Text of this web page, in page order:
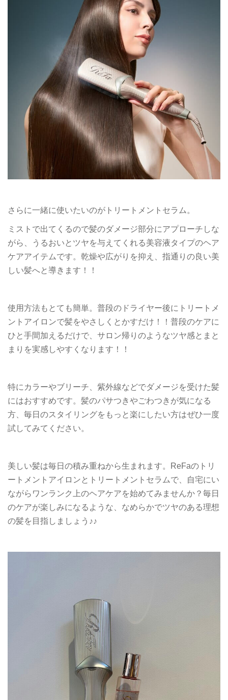
さらに一緒に使いたいのがトリートメントセラム。
ミストで出てくるので髪のダメージ部分にアプローチしな
がら、うるおいとツヤを与えてくれる美容液タイプのヘア
ケアアイテムです。乾燥や広がりを抑え、指通りの良い美
しい髪へと導きます！！
使用方法もとても簡単。普段のドライヤー後にトリートメ
ントアイロンで髪をやさしくとかすだけ！！普段のケアに
ひと手間加えるだけで、サロン帰りのようなツヤ感とまと
まりを実感しやすくなります！！
特にカラーやブリーチ、紫外線などでダメージを受けた髪
にはおすすめです。髪のパサつきやごわつきが気になる
方、毎日のスタイリングをもっと楽にしたい方はぜひ一度
試してみてください。
美しい髪は毎日の積み重ねから生まれます。ReFaのトリ
ートメントアイロンとトリートメントセラムで、自宅にい
ながらワンランク上のヘアケアを始めてみませんか？毎日
のケアが楽しみになるような、なめらかでツヤのある理想
の髪を目指しましょう♪♪